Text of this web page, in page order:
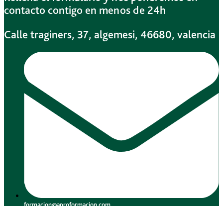
contacto contigo en menos de 24h
Calle traginers, 37, algemesi, 46680, valencia